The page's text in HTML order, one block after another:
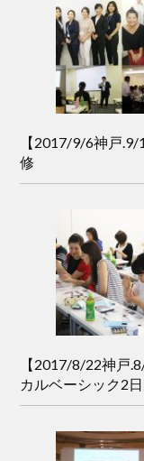
【2017/9/6神戸
修
【2017/8/22神戸
カルベーシック2